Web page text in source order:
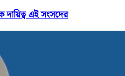
দায়িত্ব এই সংসদের